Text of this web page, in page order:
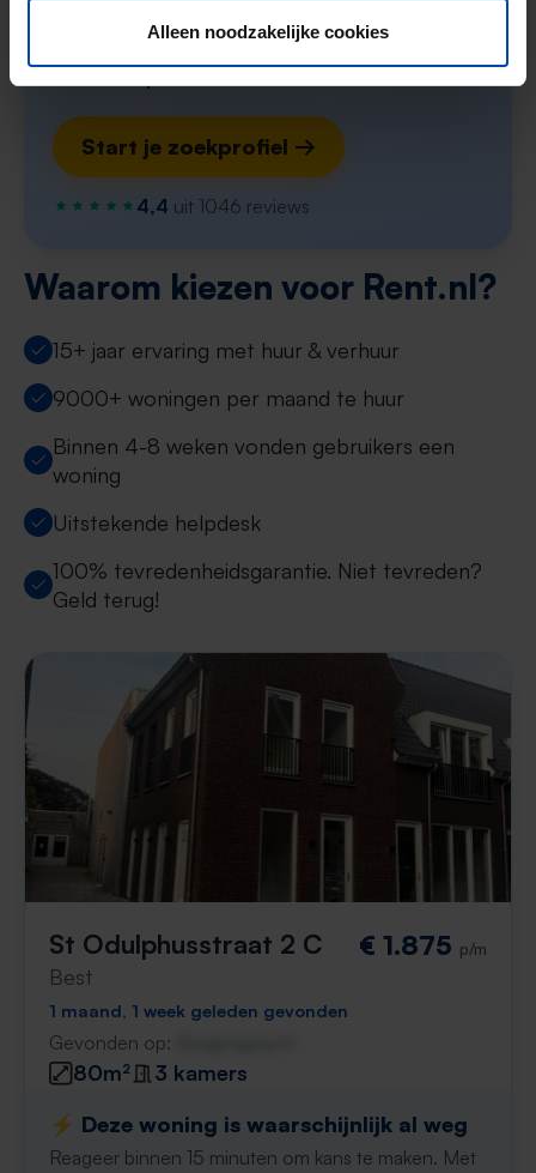
Alleen noodzakelijke cookies
Zoekers met dit profiel ontvangen ~3
matches per week
Start je zoekprofiel →
4,4 uit 1046 reviews
Waarom kiezen voor Rent.nl?
15+ jaar ervaring met huur & verhuur
9000+ woningen per maand te huur
Binnen 4-8 weken vonden gebruikers een
woning
Uitstekende helpdesk
100% tevredenheidsgarantie. Niet tevreden?
Geld terug!
St Odulphusstraat 2 C
Best
€ 1.875 p/m
1 maand, 1 week geleden gevonden
Gevonden op:
80m²
3 kamers
⚡️ Deze woning is waarschijnlijk al weg
Reageer binnen 15 minuten om kans te maken. Met